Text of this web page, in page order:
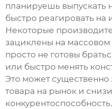
планируешь выпускать
быстро реагировать на
Некоторые
зациклены на массовом
просто не готовы
или быстро менять
Это может существенно
товара на рынок и
конкурентоспособность.